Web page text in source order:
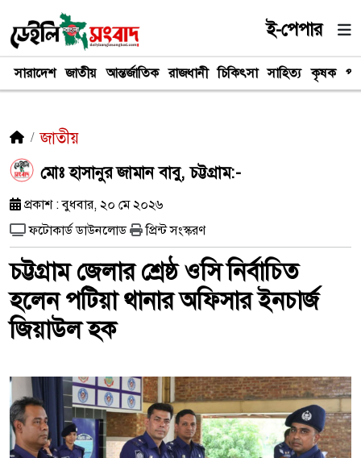
ই-পেপার
সারাদেশ জাতীয় আন্তর্জাতিক রাজধানী চিকিৎসা সাহিত্য কৃষক
জাতীয়
মোঃ হাসানুর জামান বাবু, চট্টগ্রাম:-
প্রকাশ : বুধবার, ২০ মে ২০২৬
ফটোকার্ড ডাউনলোড
প্রিন্ট সংস্করণ
চট্টগ্রাম জেলার শ্রেষ্ঠ ওসি নির্বাচিত
হলেন পটিয়া থানার অফিসার ইনচার্জ
জিয়াউল হক